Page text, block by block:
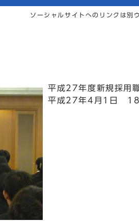
ソーシャルサイトへのリンクは別
平成27年度新規採用
平成27年4月1日 18